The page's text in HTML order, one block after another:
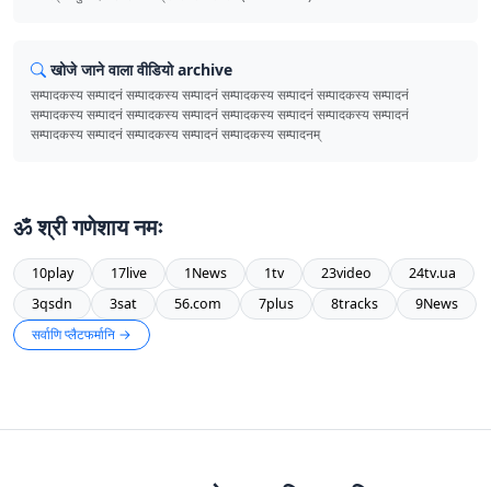
खोजे जाने वाला वीडियो archive
सम्पादकस्य सम्पादनं सम्पादकस्य सम्पादनं सम्पादकस्य सम्पादनं सम्पादकस्य सम्पादनं
सम्पादकस्य सम्पादनं सम्पादकस्य सम्पादनं सम्पादकस्य सम्पादनं सम्पादकस्य सम्पादनं
सम्पादकस्य सम्पादनं सम्पादकस्य सम्पादनं सम्पादकस्य सम्पादनम्
ॐ श्री गणेशाय नमः
10play 17live 1News 1tv 23video
24tv.ua
3qsdn
3sat 56.com 7plus 8tracks
9News
सर्वाणि प्लैटफर्मानि →